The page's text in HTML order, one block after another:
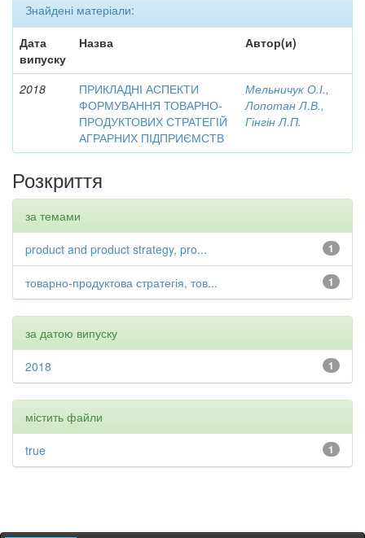
Знайдені матеріали:
Дата
випуску
Назва Автор(и)
2018
ПРИКЛАДНІ АСПЕКТИ
ФОРМУВАННЯ ТОВАРНО-
ПРОДУКТОВИХ СТРАТЕГІЙ
АГРАРНИХ ПІДПРИЄМСТВ
Мельничук О.І.,
Лопотан Л.В.,
Гінгін Л.П.
Розкриття
за темами
1
product and product strategy, pro...
1
товарно-продуктова стратегія, тов...
за датою випуску
1
2018
містить файли
1
true